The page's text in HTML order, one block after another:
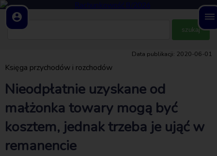
account_circle dehaze
Data publikacji: 2020-06-01
Księga przychodów i rozchodów
Nieodpłatnie uzyskane od
małżonka towary mogą być
kosztem, jednak trzeba je ująć w
remanencie